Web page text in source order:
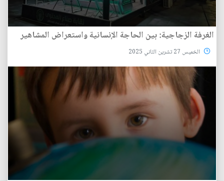
الغرفة الزجاجية: بين الحاجة الإنسانية واستعراض المشاهير
الخميس 27 تشرين الثاني 2025